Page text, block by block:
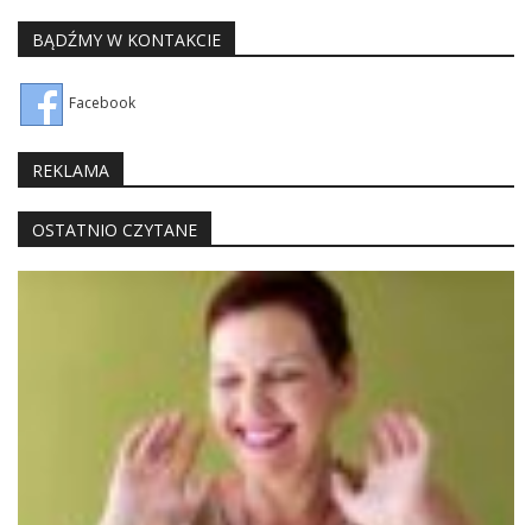
BĄDŹMY W KONTAKCIE
Facebook
REKLAMA
OSTATNIO CZYTANE